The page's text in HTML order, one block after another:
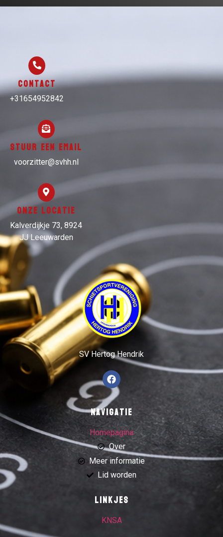
Contact
+31654952842
Stuur een email
voorzitter@svhh.nl
Onze locatie
Kalverdijkje 73, 8924
JJ Leeuwarden
SV Hertog Hendrik
Navigatie
Homepagina
Over
Meer informatie
Lid worden
Linkjes
KNSA